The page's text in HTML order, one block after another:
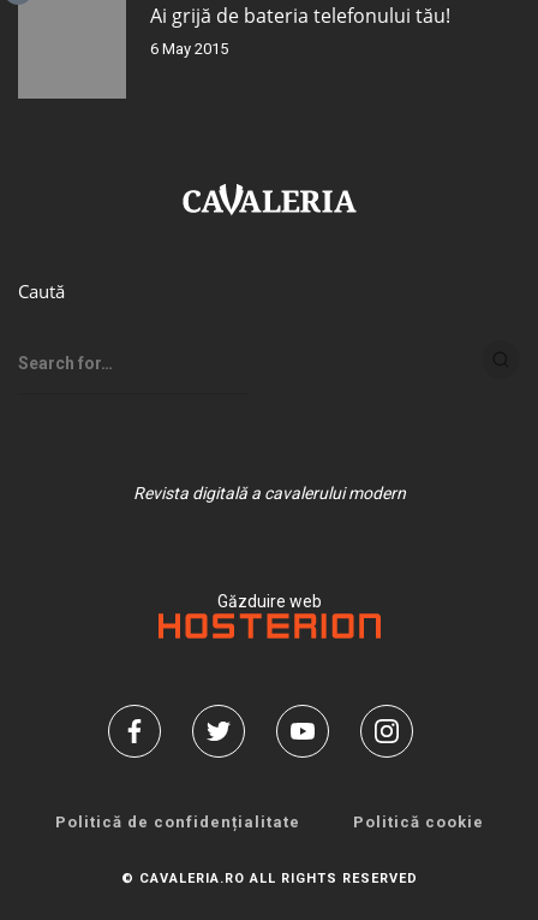
Ai grijă de bateria telefonului tău!
6 May 2015
Caută
Revista digitală a cavalerului modern
Găzduire web
Politică de confidențialitate Politică cookie
© CAVALERIA.RO ALL RIGHTS RESERVED